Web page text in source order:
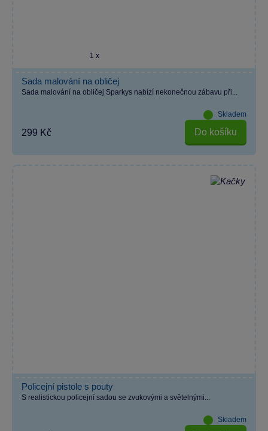
1 x
Sada malování na obličej
Sada malování na obličej Sparkys nabízí nekonečnou zábavu při...
Skladem
299 Kč Do košíku
Policejní pistole s pouty
S realistickou policejní sadou se zvukovými a světelnými...
Skladem